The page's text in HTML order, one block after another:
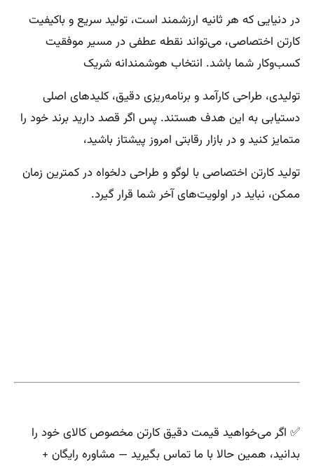
در دنیایی که هر ثانیه ارزشمند است، تولید سریع و باکیفیت
کارتن اختصاصی، می‌تواند نقطه عطفی در مسیر موفقیت
کسب‌وکار شما باشد. انتخاب هوشمندانه شریک
تولیدی، طراحی کارآمد و برنامه‌ریزی دقیق، کلیدهای اصلی
دستیابی به این هدف هستند. پس اگر قصد دارید برند خود را
متمایز کنید و در بازار رقابتی امروز پیشتاز باشید،
تولید کارتن اختصاصی با لوگو و طراحی دلخواه در کمترین زمان
ممکن، نباید در اولویت‌های آخر شما قرار گیرد.
✅ اگر می‌خواهید قیمت دقیق کارتن مخصوص کالای خود را
بدانید، همین حالا با ما تماس بگیرید — مشاوره رایگان +